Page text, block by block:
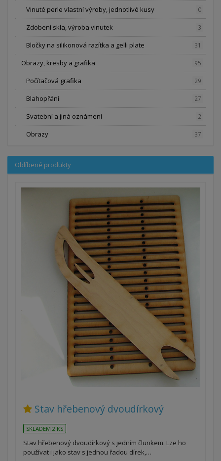
Vinuté perle vlastní výroby, jednotlivé kusy 0
Zdobení skla, výroba vinutek 3
Bločky na silikonová razítka a gelli plate 31
Obrazy, kresby a grafika 95
Počítačová grafika 29
Blahopřání 27
Svatební a jiná oznámení 2
Obrazy 37
Oblíbené produkty
Stav hřebenový dvoudírkový
SKLADEM 2 KS
Stav hřebenový dvoudírkový s jedním člunkem. Lze ho
používat i jako stav s jednou řadou dírek,…